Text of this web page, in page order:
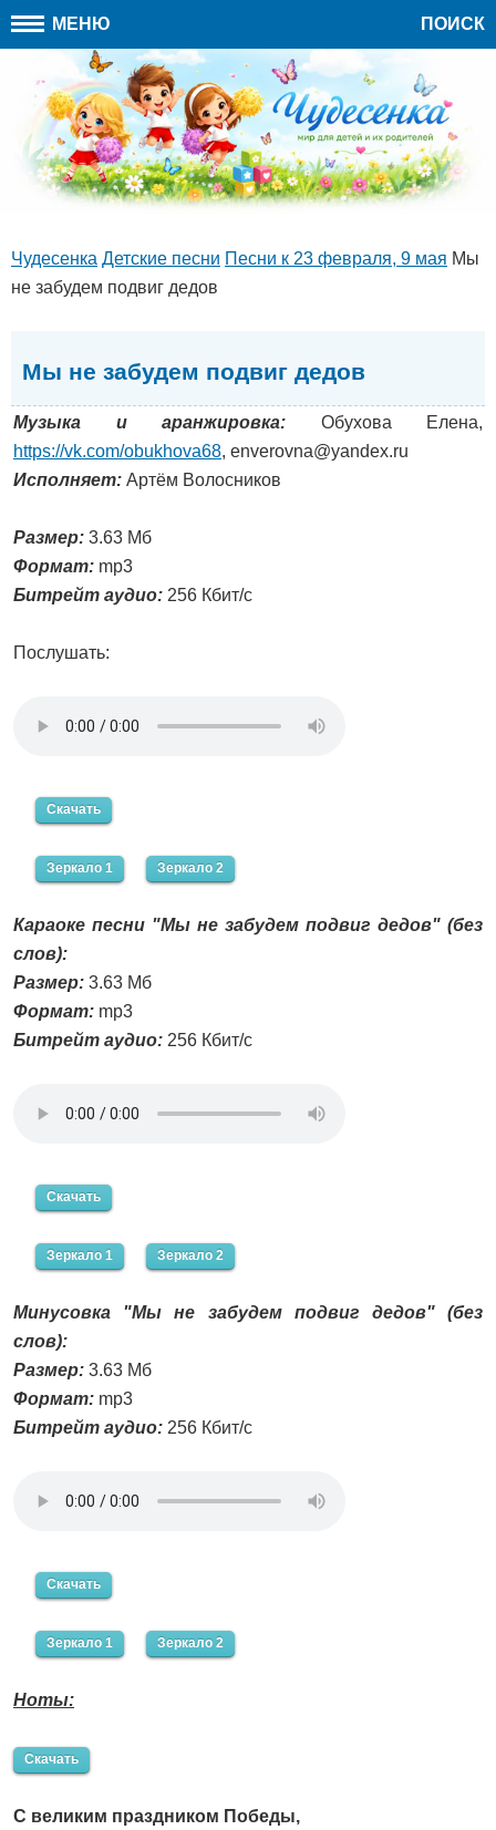
МЕНЮ ПОИСК
Чудесенка Детские песни Песни к 23 февраля, 9 мая Мы
не забудем подвиг дедов
Мы не забудем подвиг дедов
Музыка и аранжировка: Обухова Елена,
https://vk.com/obukhova68, enverovna@yandex.ru
Исполняет: Артём Волосников
Размер: 3.63 Мб
Формат: mp3
Битрейт аудио: 256 Кбит/с
Послушать:
Скачать
Зеркало 1 Зеркало 2
Караоке песни "Мы не забудем подвиг дедов" (без
слов):
Размер: 3.63 Мб
Формат: mp3
Битрейт аудио: 256 Кбит/с
Скачать
Зеркало 1 Зеркало 2
Минусовка "Мы не забудем подвиг дедов" (без
слов):
Размер: 3.63 Мб
Формат: mp3
Битрейт аудио: 256 Кбит/с
Скачать
Зеркало 1 Зеркало 2
Ноты:
Скачать
С великим праздником Победы,